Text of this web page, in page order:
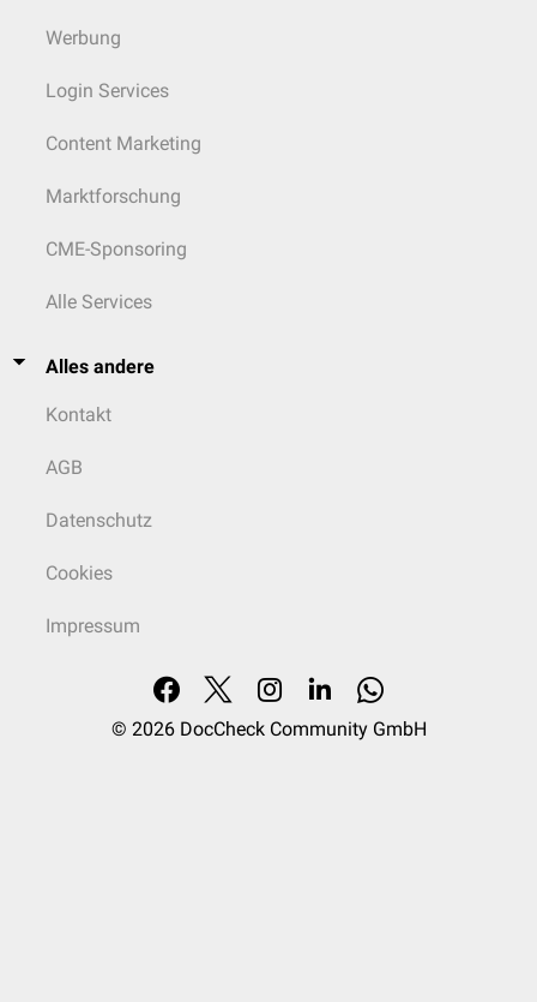
Werbung
Login Services
Content Marketing
Marktforschung
CME-Sponsoring
Alle Services
Alles andere
Kontakt
AGB
Datenschutz
Cookies
Impressum
© 2026 DocCheck Community GmbH